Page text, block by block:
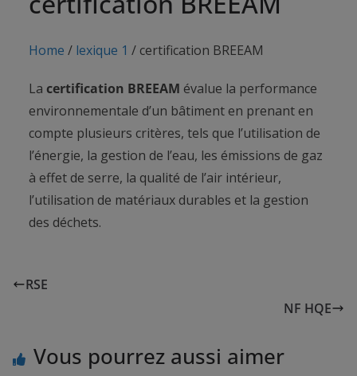
Home / lexique 1 / certification BREEAM
La certification BREEAM évalue la performance
environnementale d’un bâtiment en prenant en
compte plusieurs critères, tels que l’utilisation de
l’énergie, la gestion de l’eau, les émissions de gaz
à effet de serre, la qualité de l’air intérieur,
l’utilisation de matériaux durables et la gestion
des déchets.
RSE
NF HQE
Vous pourrez aussi aimer